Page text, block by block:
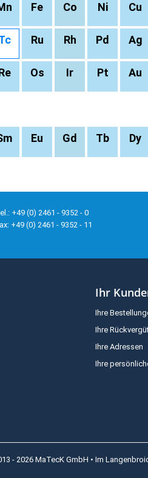
Fe Co Ni Cu
Ru Rh Pd Ag
Os Ir Pt Au
Eu Gd Tb Dy
+49 (0) 2461 - 9352 - 0
+49 (0) 2461 - 9352 - 11
Ihr
Ihre
Ihre
Ihre Adressen
Ihre
- 2026 MaTecK GmbH • Im